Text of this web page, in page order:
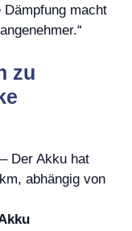
macht
zu
– Der Akku hat
abhängig von